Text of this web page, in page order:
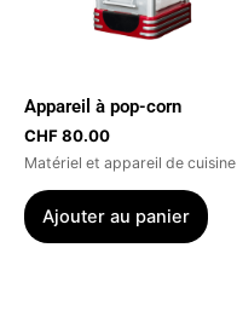
Appareil à pop-corn
CHF80.00
Matériel et appareil de cuisine
Ajouter au panier